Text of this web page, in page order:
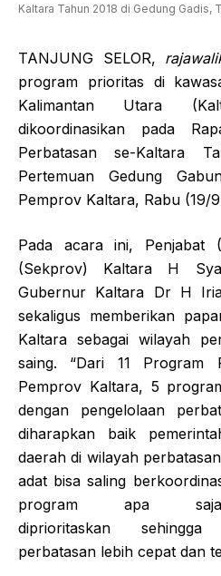
Kaltara Tahun 2018 di Gedung Gadis,
TANJUNG SELOR,
program prioritas di
Kalimantan Utara
dikoordinasikan pada
Perbatasan se-Kaltara
Pertemuan Gedung
Pemprov Kaltara, Rabu (19/
Pada acara ini, Penjabat
(Sekprov) Kaltara H
Gubernur Kaltara Dr H
sekaligus memberikan
Kaltara sebagai wilayah
saing. “Dari 11 Program
Pemprov Kaltara, 5
dengan pengelolaan
diharapkan baik
daerah di wilayah
adat bisa saling
program apa
diprioritaskan
perbatasan lebih cepat dan